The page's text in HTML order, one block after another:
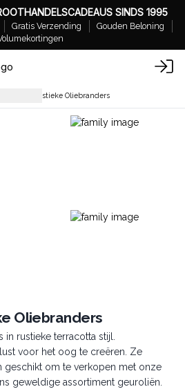
SINDS 1995
Gratis Verzending
Gouden Beloning
Klassieke Rustieke Oliebranders
Oliebranders
in rustieke terracotta stijl.
voor het oog te creëren. Ze
geschikt om te verkopen met onze
geweldige assortiment geuroliën.